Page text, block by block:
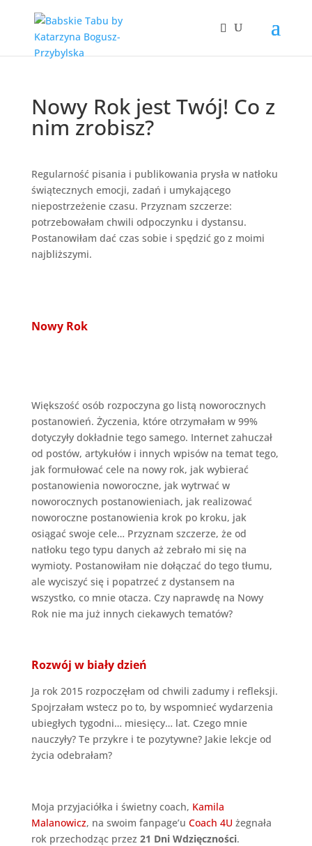
Nowy Rok jest Twój! Co z
nim zrobisz?
Regularność pisania i publikowania prysła w natłoku
świątecznych emocji, zadań i umykającego
niepostrzeżenie czasu. Przyznam szczerze:
potrzebowałam chwili odpoczynku i dystansu.
Postanowiłam dać czas sobie i spędzić go z moimi
najbliższymi.
Nowy Rok
Większość osób rozpoczyna go listą noworocznych
postanowień. Życzenia, które otrzymałam w 99%
dotyczyły dokładnie tego samego. Internet zahuczał
od postów, artykułów i innych wpisów na temat tego,
jak formułować cele na nowy rok, jak wybierać
postanowienia noworoczne, jak wytrwać w
noworocznych postanowieniach, jak realizować
noworoczne postanowienia krok po kroku, jak
osiągać swoje cele… Przyznam szczerze, że od
natłoku tego typu danych aż zebrało mi się na
wymioty. Postanowiłam nie dołączać do tego tłumu,
ale wyciszyć się i popatrzeć z dystansem na
wszystko, co mnie otacza. Czy naprawdę na Nowy
Rok nie ma już innych ciekawych tematów?
Rozwój w biały dzień
Ja rok 2015 rozpoczęłam od chwili zadumy i refleksji.
Spojrzałam wstecz po to, by wspomnieć wydarzenia
ubiegłych tygodni… miesięcy… lat. Czego mnie
nauczyły? Te przykre i te pozytywne? Jakie lekcje od
życia odebrałam?
Moja przyjaciółka i świetny coach, Kamila
Malanowicz, na swoim fanpage’u Coach 4U żegnała
rok przechodząc przez 21 Dni Wdzięczności.